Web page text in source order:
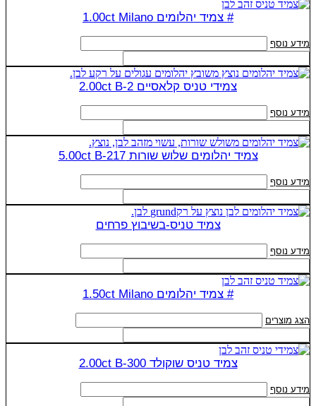
# צמיד יהלומים 1.00ct Milano
מידע נוסף
צמידי טניס קלאסיים 2.00ct B-2
מידע נוסף
צמיד יהלומים שלוש שורות 5.00ct B-217
מידע נוסף
צמיד טניס-בשיבוץ פרחים
מידע נוסף
# צמיד יהלומים 1.50ct Milano
הצג מוצרים
צמיד טניס שוקולד 2.00ct B-300
מידע נוסף